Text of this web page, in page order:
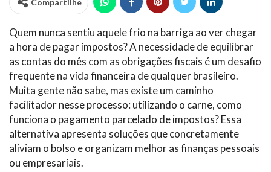
Quem nunca sentiu aquele frio na barriga ao ver chegar
a hora de pagar impostos? A necessidade de equilibrar
as contas do mês com as obrigações fiscais é um desafio
frequente na vida financeira de qualquer brasileiro.
Muita gente não sabe, mas existe um caminho
facilitador nesse processo: utilizando o carne, como
funciona o pagamento parcelado de impostos? Essa
alternativa apresenta soluções que concretamente
aliviam o bolso e organizam melhor as finanças pessoais
ou empresariais.